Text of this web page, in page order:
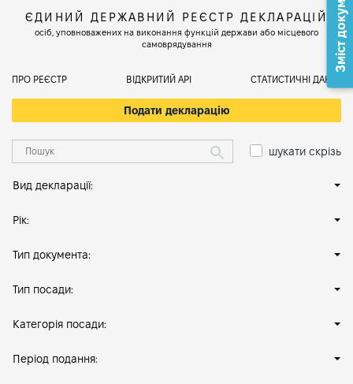
ЄДИНИЙ ДЕРЖАВНИЙ РЕЄСТР ДЕКЛАРАЦІЙ
осіб, уповноважених на виконання функцій держави або місцевого
самоврядування
ПРО РЕЄСТР ВІДКРИТИЙ АРІ СТАТИСТИЧНІ ДАНІ
Подати декларацію
шукати скрізь
Вид декларації:
Рік:
Тип документа:
Тип посади:
Категорія посади:
Період подання:
Зміст документа